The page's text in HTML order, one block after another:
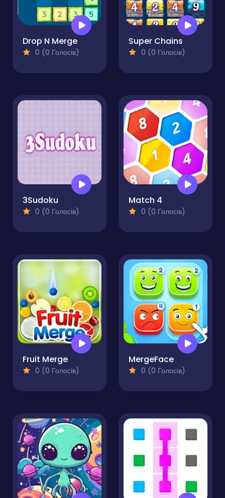
Drop N Merge
0 (0 Голосів)
Super Chains
0 (0 Голосів)
3Sudoku
0 (0 Голосів)
Match 4
0 (0 Голосів)
Fruit Merge
0 (0 Голосів)
MergeFace
0 (0 Голосів)